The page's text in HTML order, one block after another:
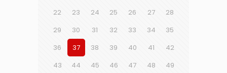
22
23 24 25 26 27
28
29
30 31 32 33 34
35
36
37 38 39 40 41
42
43
44 45 46 47 48
49